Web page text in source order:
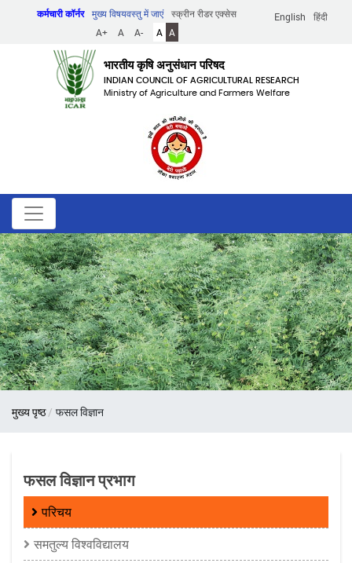
English हिंदी
कर्मचारी कॉर्नर मुख्य विषयवस्तु में जाएं
स्क्रीन रीडर एक्सेस
A+
A A- A A
भारतीय कृषि अनुसंधान परिषद
INDIAN COUNCIL OF AGRICULTURAL RESEARCH
Ministry of Agriculture and Farmers Welfare
पग
मुख्य पृष्ठ फसल विज्ञान
फसल विज्ञान प्रभाग
परिचय
समतुल्य विश्वविद्यालय